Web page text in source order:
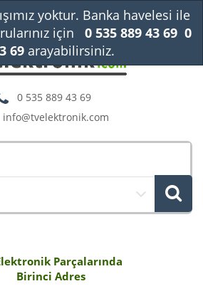
0 535 889 43 69
info@tvelektronik.com
Parçalarında
Birinci Adres
yoktur. Banka havelesi ile
için
0 535 889 43 69 0
69arayabilirsiniz.